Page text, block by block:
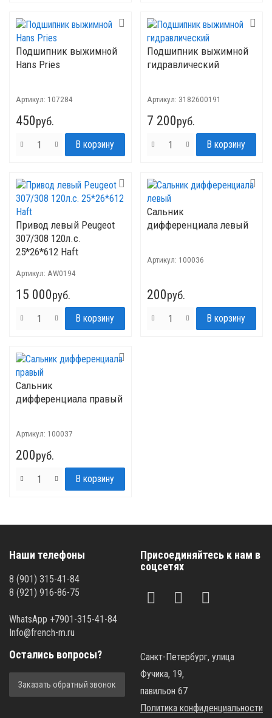
Подшипник выжимной
Hans Pries
Артикул: 107284
450руб.
Подшипник выжимной
гидравлический
Артикул: 3182600191
7 200руб.
Привод левый Peugeot
307/308 120л.с.
25*26*612 Haft
Артикул: AW0194
15 000руб.
Сальник
дифференциала левый
Артикул: 100036
200руб.
Сальник
дифференциала правый
Артикул: 100037
200руб.
Наши телефоны
8 (901) 315-41-84
8 (921) 916-86-75
WhatsApp +7901-315-41-84
Info@french-m.ru
Присоединяйтесь к нам в
соцсетях
Остались вопросы?
Заказать обратный звонок
Санкт-Петербург, улица
Фучика, 19,
павильон 67
Политика конфиденциальности